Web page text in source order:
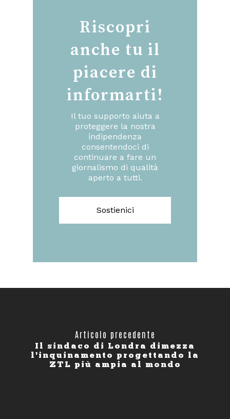
Riscopri
anche tu il
piacere di
informarti!
Il tuo supporto aiuta a
proteggere la nostra
indipendenza
consentendoci di
continuare a fare un
giornalismo di qualità
aperto a tutti.
Sostienici
Articolo precedente
Il sindaco di Londra dimezza
l'inquinamento progettando la
ZTL più ampia al mondo